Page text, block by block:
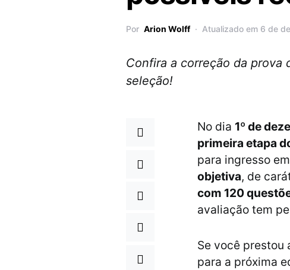
Por Arion Wolff Atualizado em 6 de
Confira a correção da prova
seleção!
No dia 1º de
primeira etapa
para ingresso
objetiva, de
com 120
avaliação tem
Se você prestou
para a próxima